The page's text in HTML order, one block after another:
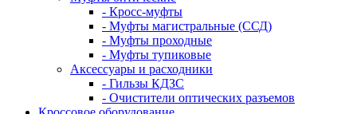
- Кросс-муфты
- Муфты магистральные (ССД)
- Муфты проходные
- Муфты тупиковые
Аксессуары и расходники
- Гильзы КДЗС
- Очистители оптических разъемов